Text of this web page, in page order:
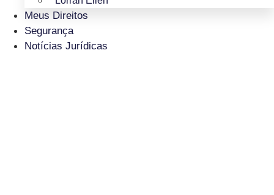
Meus Direitos
Segurança
Notícias Jurídicas